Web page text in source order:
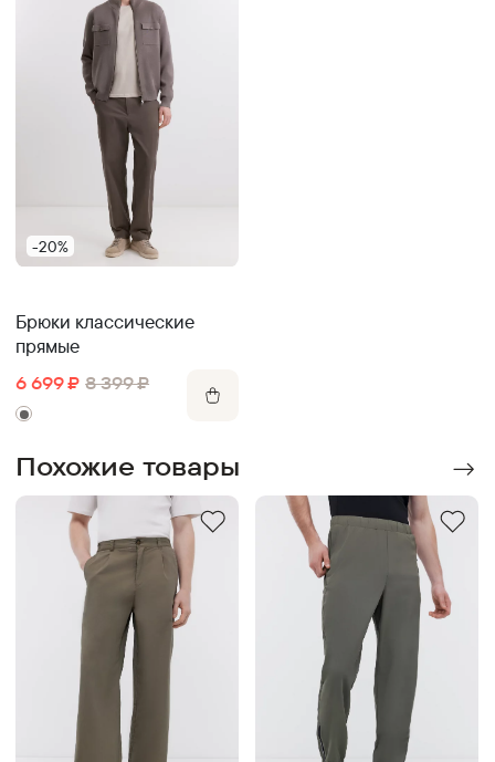
-20%
Брюки классические
прямые
6 699 ₽ 8 399 ₽
Похожие товары